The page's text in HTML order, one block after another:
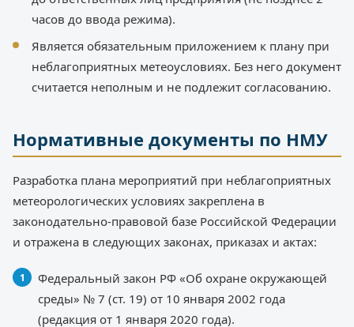
часов до ввода режима).
Является обязательным приложением к плану при
неблагоприятных метеоусловиях. Без него документ
считается неполным и не подлежит согласованию.
Нормативные документы по НМУ
Разработка плана мероприятий при неблагоприятных
метеорологических условиях закреплена в
законодательно-правовой базе Российской Федерации
и отражена в следующих законах, приказах и актах:
Федеральный закон РФ «Об охране окружающей
среды» № 7 (ст. 19) от 10 января 2002 года
(редакция от 1 января 2020 года).